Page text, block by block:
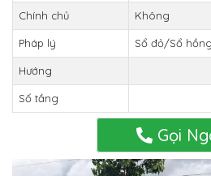
Chính chủ Không
Pháp lý Sổ đỏ/Sổ hồng
Hướng
Số tầng
Gọi